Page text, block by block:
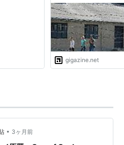
gigazine.net
• 3ヶ月前